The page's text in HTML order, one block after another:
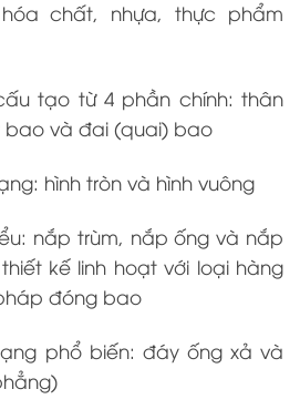
chất, nhựa, thực phẩm
tạo từ 4 phần chính: thân
và đai (quai) bao
hình tròn và hình vuông
nắp trùm, nắp ống và nắp
kế linh hoạt với loại hàng
đóng bao
phổ biến: đáy ống xả và